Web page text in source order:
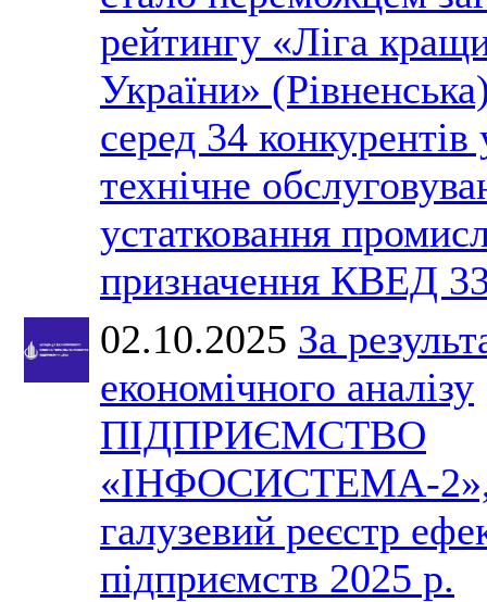
рейтингу «Ліга
України»
серед 34 конкурентів
технічне
устатковання
призначення КВЕД
02.10.2025 За
економічного аналізу
ПІДПРИЄМСТВО
«ІНФОСИСТЕМА-2»,
галузевий реєстр
підприємств 2025 р.